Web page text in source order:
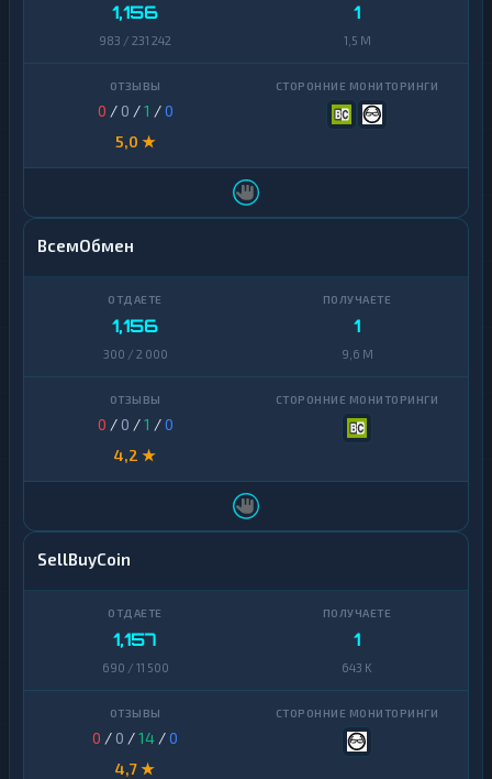
1,156
983 / 231 242
1
1,5 M
0 / 0 /1 /0
5,0 ★
ВсемОбмен
1,156
300 / 2 000
1
9,6 M
0 / 0 /1 /0
4,2 ★
SellBuyCoin
1,157
690 / 11 500
1
643 K
0 / 0 /14 /0
4,7 ★